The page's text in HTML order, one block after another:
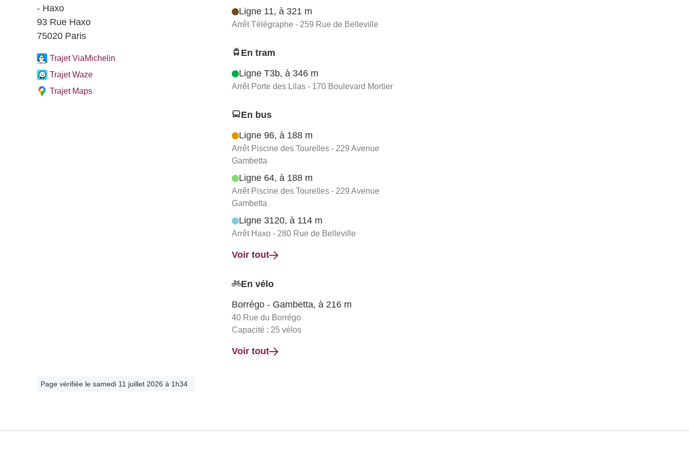
- Haxo
93 Rue Haxo
75020 Paris
Trajet ViaMichelin
Trajet Waze
Trajet Maps
Ligne 11, à 321 m
Arrêt Télégraphe - 259 Rue de Belleville
En tram
Ligne T3b, à 346 m
Arrêt Porte des Lilas - 170 Boulevard Mortier
En bus
Ligne 96, à 188 m
Arrêt Piscine des Tourelles - 229 Avenue
Gambetta
Ligne 64, à 188 m
Arrêt Piscine des Tourelles - 229 Avenue
Gambetta
Ligne 3120, à 114 m
Arrêt Haxo - 280 Rue de Belleville
Voir tout
En vélo
Borrégo - Gambetta, à 216 m
40 Rue du Borrégo
Capacité : 25 vélos
Voir tout
Page vérifiée le samedi 11 juillet 2026 à 1h34